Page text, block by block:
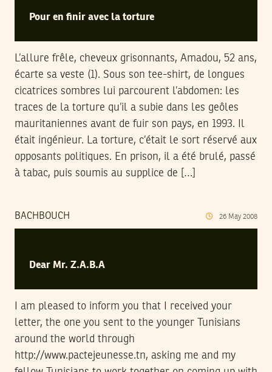
Pour en finir avec la torture
L’allure frêle, cheveux grisonnants, Amadou, 52 ans,
écarte sa veste (1). Sous son tee-shirt, de longues
cicatrices sombres lui parcourent l’abdomen: les
traces de la torture qu’il a subie dans les geôles
mauritaniennes avant de fuir son pays, en 1993. Il
était ingénieur. La torture, c’était le sort réservé aux
opposants politiques. En prison, il a été brulé, passé
à tabac, puis soumis au supplice de […]
BACHBOUCH 26 May 2008
Dear Mr. Z.A.B.A
I am pleased to inform you that I received your
letter, the one you sent to the younger Tunisians
around the world through
http://www.pactejeunesse.tn, asking me and my